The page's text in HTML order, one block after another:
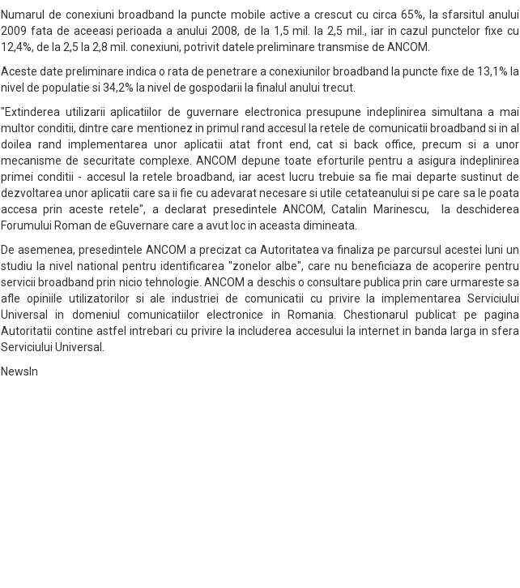
Numarul de conexiuni broadband la puncte mobile active a crescut cu circa 65%, la sfarsitul anului
2009 fata de aceeasi perioada a anului 2008, de la 1,5 mil. la 2,5 mil., iar in cazul punctelor fixe cu
12,4%, de la 2,5 la 2,8 mil. conexiuni, potrivit datele preliminare transmise de ANCOM.
Aceste date preliminare indica o rata de penetrare a conexiunilor broadband la puncte fixe de 13,1% la
nivel de populatie si 34,2% la nivel de gospodarii la finalul anului trecut.
"Extinderea utilizarii aplicatiilor de guvernare electronica presupune indeplinirea simultana a mai
multor conditii, dintre care mentionez in primul rand accesul la retele de comunicatii broadband si in al
doilea rand implementarea unor aplicatii atat front end, cat si back office, precum si a unor
mecanisme de securitate complexe. ANCOM depune toate eforturile pentru a asigura indeplinirea
primei conditii - accesul la retele broadband, iar acest lucru trebuie sa fie mai departe sustinut de
dezvoltarea unor aplicatii care sa ii fie cu adevarat necesare si utile cetateanului si pe care sa le poata
accesa prin aceste retele", a declarat presedintele ANCOM, Catalin Marinescu, la deschiderea
Forumului Roman de eGuvernare care a avut loc in aceasta dimineata.
De asemenea, presedintele ANCOM a precizat ca Autoritatea va finaliza pe parcursul acestei luni un
studiu la nivel national pentru identificarea "zonelor albe", care nu beneficiaza de acoperire pentru
servicii broadband prin nicio tehnologie. ANCOM a deschis o consultare publica prin care urmareste sa
afle opiniile utilizatorilor si ale industriei de comunicatii cu privire la implementarea Serviciului
Universal in domeniul comunicatiilor electronice in Romania. Chestionarul publicat pe pagina
Autoritatii contine astfel intrebari cu privire la includerea accesului la internet in banda larga in sfera
Serviciului Universal.
NewsIn